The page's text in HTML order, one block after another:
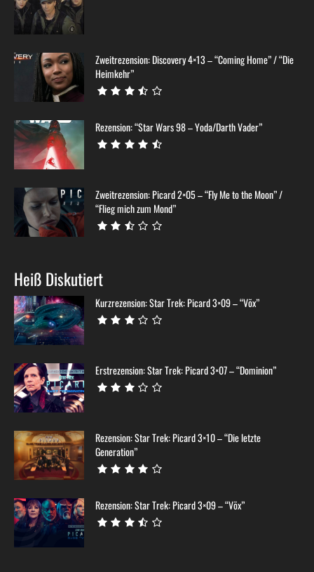
Zweitrezension: Discovery 4×13 – “Coming Home” / “Die
Heimkehr”
Rezension: “Star Wars 98 – Yoda/Darth Vader”
Zweitrezension: Picard 2×05 – “Fly Me to the Moon” /
“Flieg mich zum Mond”
Heiß Diskutiert
Kurzrezension: Star Trek: Picard 3×09 – “Võx”
Erstrezension: Star Trek: Picard 3×07 – “Dominion”
Rezension: Star Trek: Picard 3×10 – “Die letzte
Generation”
Rezension: Star Trek: Picard 3×09 – “Võx”